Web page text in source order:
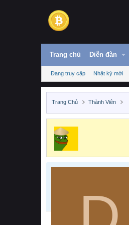
Trang chủ Diễn đàn
Đang truy cập Nhật ký mới
Trang Chủ Thành Viên